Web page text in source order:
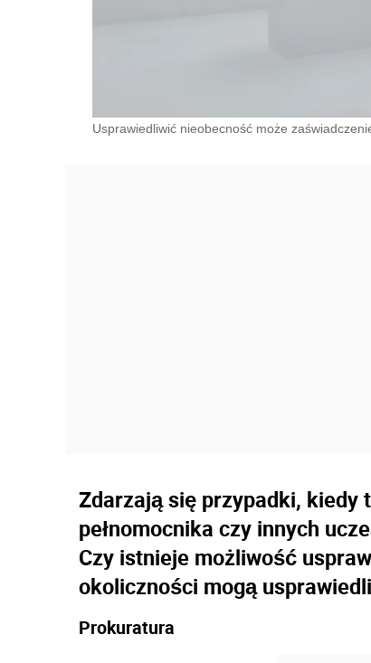
Usprawiedliwić nieobecność może
Zdarzają się przypadki, kiedy
pełnomocnika czy innych
Czy istnieje możliwość
okoliczności mogą
Prokuratura